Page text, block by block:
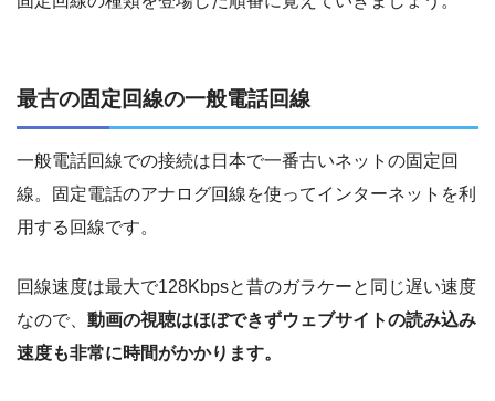
最古の固定回線の一般電話回線
一般電話回線での接続は日本で一番古いネットの固定回
線。固定電話のアナログ回線を使ってインターネットを利
用する回線です。
回線速度は最大で128Kbpsと昔のガラケーと同じ遅い速度
なので、 動画の視聴はほぼできずウェブサイトの読み込み
速度も非常に時間がかかります。